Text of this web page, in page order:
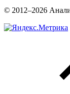
© 2012–2026